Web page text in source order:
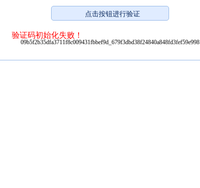
验证码初始化失败！
09b5f2b35dfa3711f8c009431fbbef9d_679f3dbd38f24840a848fd3fef59e998